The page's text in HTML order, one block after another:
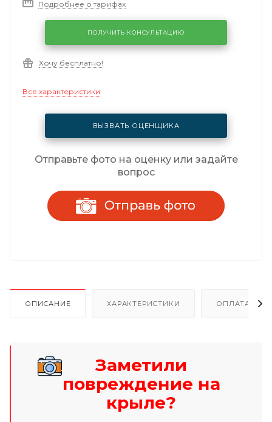
Подробнее о тарифах
ПОЛУЧИТЬ КОНСУЛЬТАЦИЮ
Хочу бесплатно!
Все характеристики
ВЫЗВАТЬ ОЦЕНЩИКА
Отправьте фото на оценку или задайте
вопрос
ОПИСАНИЕ ХАРАКТЕРИСТИКИ ОПЛАТА И
Заметили
повреждение на
крыле?